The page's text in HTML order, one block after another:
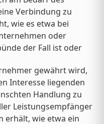
Verbindung zu
wie es etwa bei
oder
der Fall ist oder
gewährt wird,
Interesse liegenden
Handlung zu
Leistungsempfänger
erhält, wie etwa ein